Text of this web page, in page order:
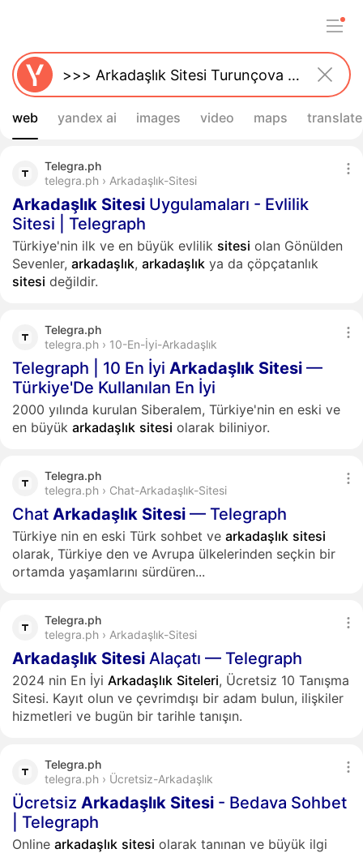
web yandex ai images video maps translate
Telegra.ph
telegra.ph › Arkadaşlık-Sitesi
Arkadaşlık Sitesi Uygulamaları - Evlilik
Sitesi | Telegraph
Türkiye'nin ilk ve en büyük evlilik sitesi olan Gönülden
Sevenler, arkadaşlık, arkadaşlık ya da çöpçatanlık
sitesi değildir.
Telegra.ph
telegra.ph › 10-En-İyi-Arkadaşlık
Telegraph | 10 En İyi Arkadaşlık Sitesi —
Türkiye'De Kullanılan En İyi
2000 yılında kurulan Siberalem, Türkiye'nin en eski ve
en büyük arkadaşlık sitesi olarak biliniyor.
Telegra.ph
telegra.ph › Chat-Arkadaşlık-Sitesi
Chat Arkadaşlık Sitesi — Telegraph
Türkiye nin en eski Türk sohbet ve arkadaşlık sitesi
olarak, Türkiye den ve Avrupa ülkelerinden seçkin bir
ortamda yaşamlarını sürdüren...
Telegra.ph
telegra.ph › Arkadaşlık-Sitesi
Arkadaşlık Sitesi Alaçatı — Telegraph
2024 nin En İyi Arkadaşlık Siteleri, Ücretsiz 10 Tanışma
Sitesi. Kayıt olun ve çevrimdışı bir adam bulun, ilişkiler
hizmetleri ve bugün bir tarihle tanışın.
Telegra.ph
telegra.ph › Ücretsiz-Arkadaşlık
Ücretsiz Arkadaşlık Sitesi - Bedava Sohbet
| Telegraph
Online arkadaşlık sitesi olarak tanınan ve büyük ilgi